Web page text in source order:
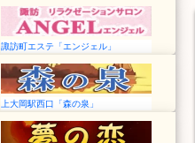
諏訪町エステ「エンジェル」
上大岡駅西口「森の泉」